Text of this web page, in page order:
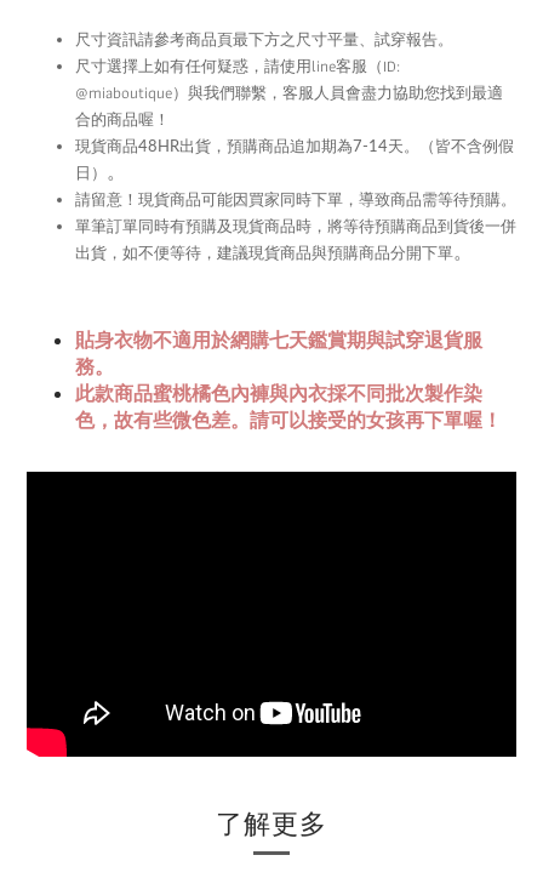
尺寸資訊請參考商品頁最下方之尺寸平量、試穿報告。
尺寸選擇上如有任何疑惑，請使用line客服（ID:
@miaboutique）與我們聯繫， 客服人員會盡力協助您找到最適
合的商品喔！
現貨商品48HR出貨，預購商品追加期為7-14天。（皆不含例假
日）
。
請留意！現貨商品可能因買家同時下單，導致商品需等待預購。
單筆訂單同時有預購及現貨商品時，將等待預購商品到貨後一併
出貨，如不便等待，建議現貨商品與預購商品分開下單。
貼身衣物不適用於網購七天鑑賞期與試穿退貨服
務。
此款商品蜜桃橘色內褲與內衣採不同批次製作染
色，故有些微色差。請可以接受的女孩再下單喔！
了解更多